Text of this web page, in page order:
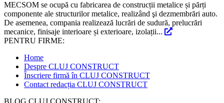
MECSOM se ocupă cu fabricarea de construcții metalice și părți
componente ale structurilor metalice, realizând şi dezmembrări auto.
De asemenea, compania realizează lucrări de sudură, prelucrări
mecanice, finisaje interioare și exterioare, izolații...
PENTRU FIRME:
Home
Despre CLUJ CONSTRUCT
Înscriere firmă în CLUJ CONSTRUCT
Contact redacția CLUJ CONSTRUCT
BLOG CLUJ CONSTRUCT: